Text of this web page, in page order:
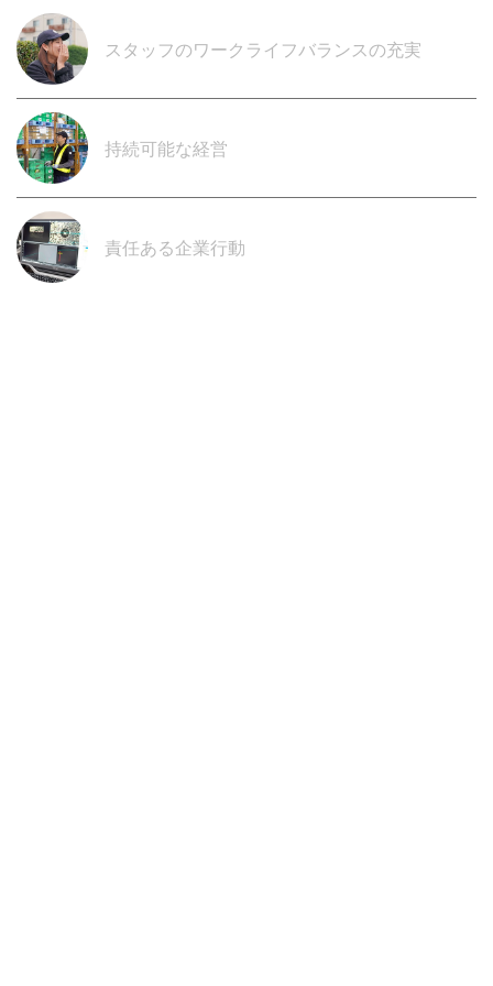
スタッフのワークライフバランスの充実
持続可能な経営
責任ある企業行動